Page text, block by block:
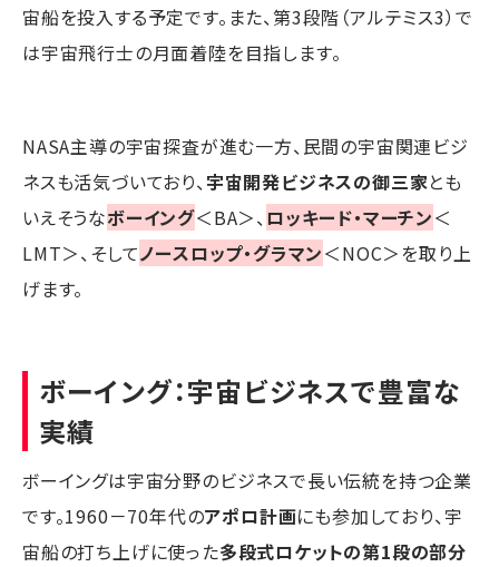
宙船を投入する予定です。また、第3段階（アルテミス3）で
は宇宙飛行士の月面着陸を目指します。
NASA主導の宇宙探査が進む一方、民間の宇宙関連ビジ
ネスも活気づいており、宇宙開発ビジネスの御三家とも
いえそうなボーイング＜BA＞、 ロッキード・マーチン＜
LMT＞、そしてノースロップ・グラマン＜NOC＞を取り上
げます。
ボーイング：宇宙ビジネスで豊富な
実績
ボーイングは宇宙分野のビジネスで長い伝統を持つ企業
です。1960－70年代のアポロ計画にも参加しており、宇
宙船の打ち上げに使った多段式ロケットの第1段の部分